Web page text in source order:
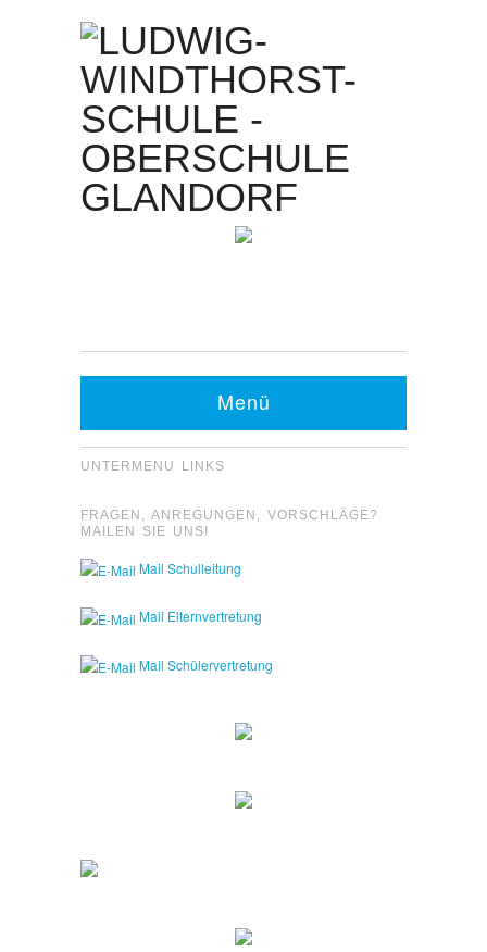
Fax: 05426 9480-20
Menü
UNTERMENU LINKS
FRAGEN, ANREGUNGEN, VORSCHLÄGE?
MAILEN SIE UNS!
Mail Schulleitung
Mail Elternvertretung
Mail Schülervertretung